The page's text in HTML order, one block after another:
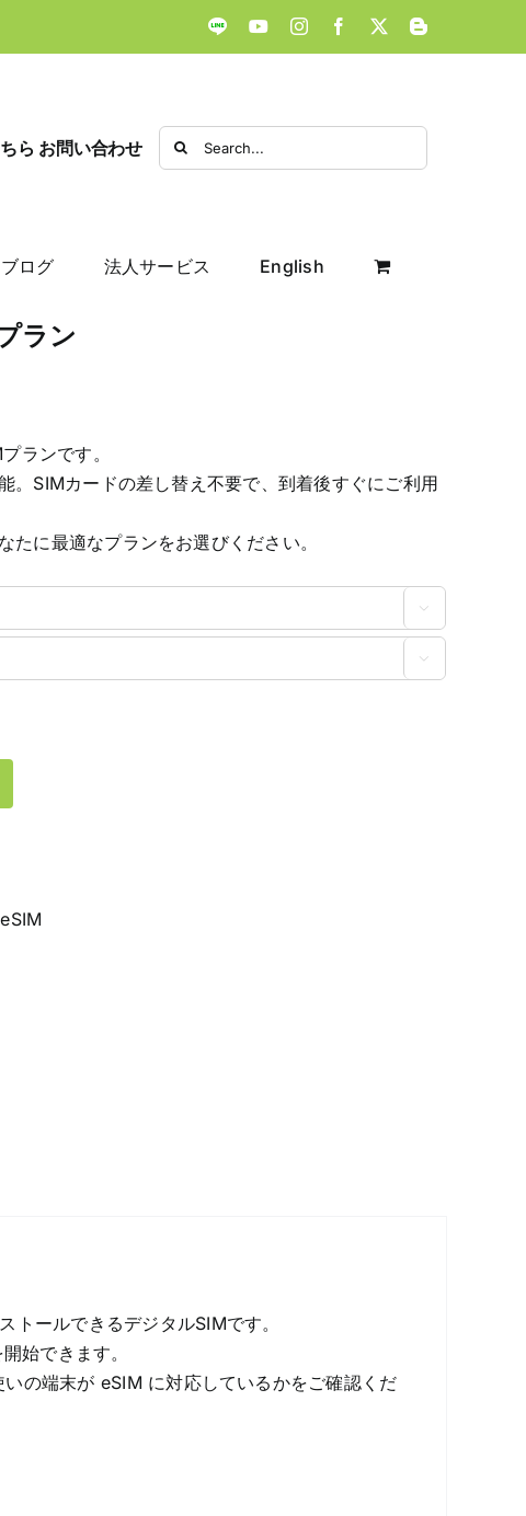
LINE YouTubeInstagramFacebook
X Blogger
ら お問い合わせ
Search
for:
ブログ 法人サービス English
ラン
ランです。
。SIMカードの差し替え不要で、到着後すぐにご利用
に最適なプランをお選びください。


ールできるデジタルSIMです。
始できます。
の端末が eSIM に対応しているかをご確認くだ